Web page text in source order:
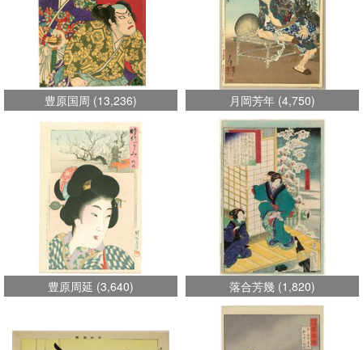
豊原国周 (13,236) 月岡芳年 (4,750)
豊原周延 (3,640) 落合芳幾 (1,820)